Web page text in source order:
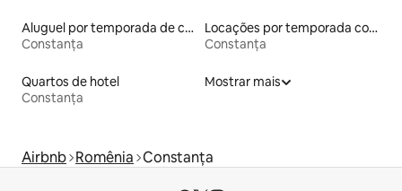
Aluguel por temporada de casas de veraneio
Constanța
Locações por temporada com piscina
Constanța
Quartos de hotel
Constanța
Mostrar mais
Airbnb Romênia Constanța